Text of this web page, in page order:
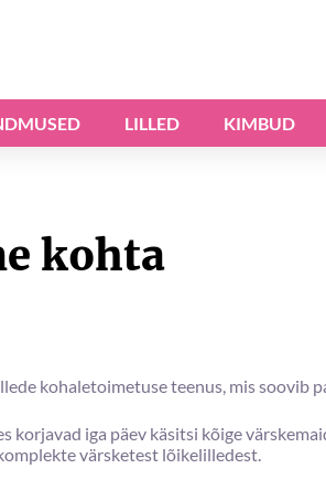
LILLED KIMBUD
kohta
kohaletoimetuse teenus, mis soovib
korjavad iga päev käsitsi kõige
värsketest lõikelilledest.